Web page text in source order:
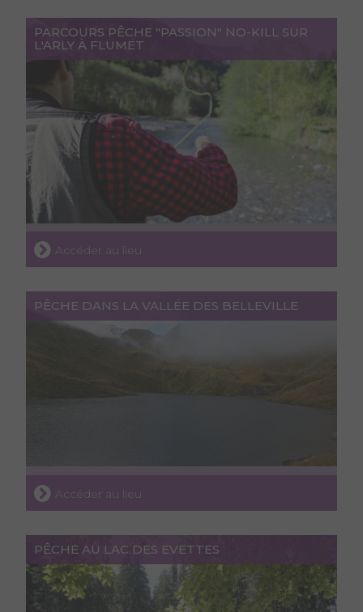
PARCOURS PÊCHE "PASSION" NO-KILL SUR
L'ARLY À FLUMET
Accéder au lieu
PÊCHE DANS LA VALLÉE DES BELLEVILLE
Accéder au lieu
PÊCHE AU LAC DES EVETTES